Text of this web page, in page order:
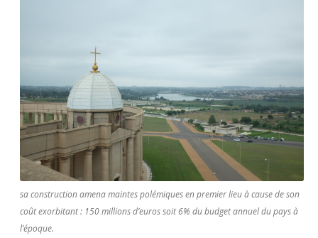
sa construction amena maintes polémiques en premier lieu à cause de son
coût exorbitant : 150 millions d’euros soit 6% du budget annuel du pays à
l’époque.